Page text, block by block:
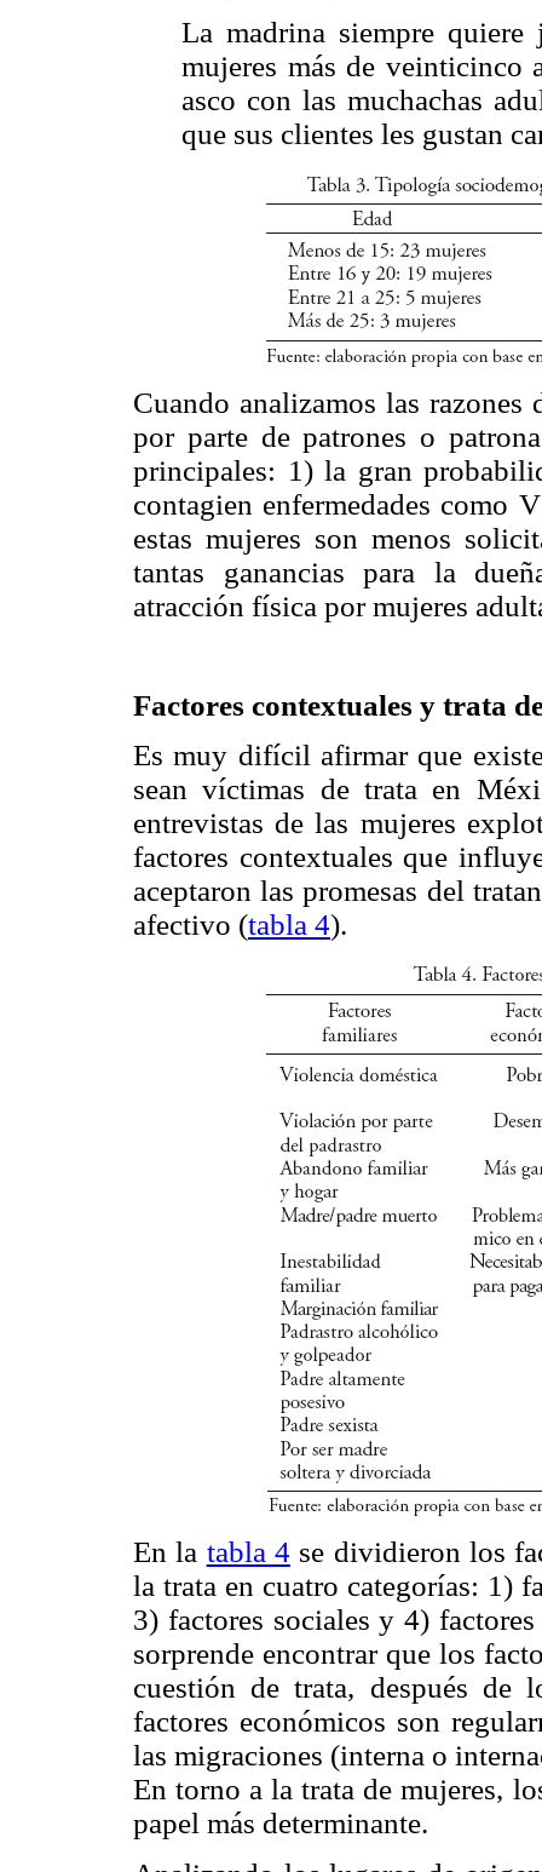
La madrina siempre
mujeres más de veinticinco
asco con las muchachas
que sus clientes les gustan
Cuando analizamos las razones
por parte de patrones o
principales: 1) la gran
contagien enfermedades como
estas mujeres son menos
tantas ganancias para la
atracción física por mujeres
Factores contextuales y trata
Es muy difícil afirmar que
sean víctimas de trata en
entrevistas de las mujeres
factores contextuales que
aceptaron las promesas del
afectivo (tabla 4).
En la tabla 4se dividieron los
la trata en cuatro categorías: 1)
3) factores sociales y 4)
sorprende encontrar que los
cuestión de trata, después de
factores económicos son
las migraciones (interna o
En torno a la trata de mujeres,
papel más determinante.